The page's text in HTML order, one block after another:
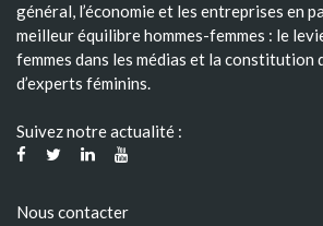
général, l’économie et les entreprises en
meilleur équilibre hommes-femmes : le
femmes dans les médias et la constitution
d’experts féminins.
Suivez notre actualité :
Nous contacter